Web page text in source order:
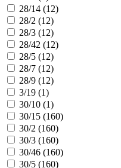
28/14 (12)
28/2 (12)
28/3 (12)
28/42 (12)
28/5 (12)
28/7 (12)
28/9 (12)
3/19 (1)
30/10 (1)
30/15 (160)
30/2 (160)
30/3 (160)
30/46 (160)
30/5 (160)